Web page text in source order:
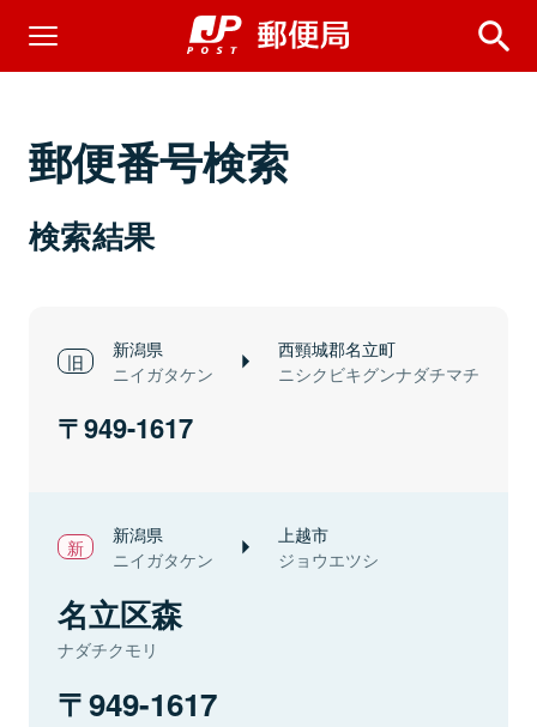
郵便番号検索
検索結果
新潟県
ニイガタケン
西頸城郡名立町
ニシクビキグンナダチマチ
949-1617
新潟県
ニイガタケン
上越市
ジョウエツシ
名立区森
ナダチクモリ
949-1617